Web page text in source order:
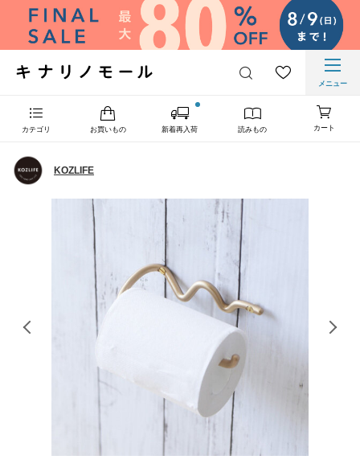
メニュー
カテゴリ お買いもの 新着再入荷 読みもの カート
KOZLIFE